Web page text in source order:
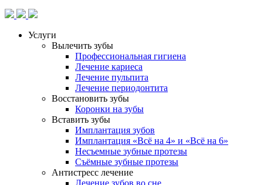
Услуги
Вылечить зубы
Профессиональная гигиена
Лечение кариеса
Лечение пульпита
Лечение периодонтита
Восстановить зубы
Коронки на зубы
Вставить зубы
Имплантация зубов
Имплантация «‎Всё на 4» и «‎Всё на 6»
Несъемные зубные протезы
Съёмные зубные протезы
Антистресс лечение
Лечение зубов во сне